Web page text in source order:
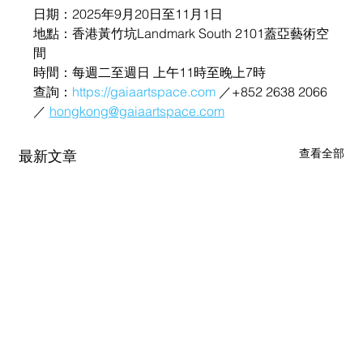
日期：2025年9月20日至11月1日
地點：香港黃竹坑Landmark South 2101蓋亞藝術空
間
時間：每週二至週日 上午11時至晚上7時
查詢： https://gaiaartspace.com ／+852 2638 2066
／ hongkong@gaiaartspace.com
最新文章 查看全部